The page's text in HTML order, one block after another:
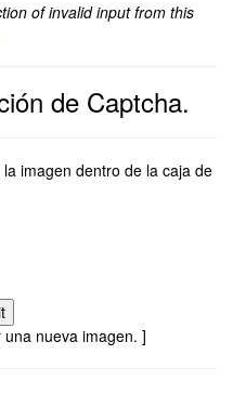
of invalid input from this
de Captcha.
imagen dentro de la caja de
nueva imagen. ]